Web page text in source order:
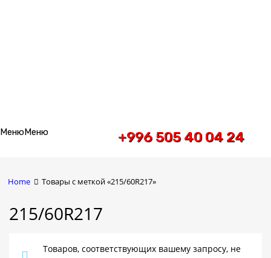
+996 505 40 04 24
Skip
МенюМеню
Home Товары с меткой «215/60R217»
215/60R217
Товаров, соответствующих вашему запросу, не